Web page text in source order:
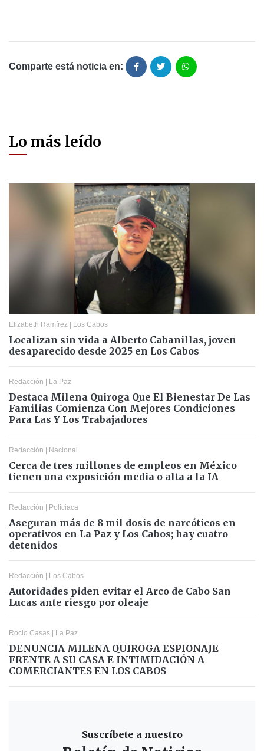
Comparte está noticia en:
Lo más leído
Elizabeth Ramírez | Los Cabos
Localizan sin vida a Alberto Cabanillas, joven
desaparecido desde 2025 en Los Cabos
Redacción | La Paz
Destaca Milena Quiroga Que El Bienestar De Las
Familias Comienza Con Mejores Condiciones
Para Las Y Los Trabajadores
Redacción | Nacional
Cerca de tres millones de empleos en México
tienen una exposición media o alta a la IA
Redacción | Policiaca
Aseguran más de 8 mil dosis de narcóticos en
operativos en La Paz y Los Cabos; hay cuatro
detenidos
Redacción | Los Cabos
Autoridades piden evitar el Arco de Cabo San
Lucas ante riesgo por oleaje
Rocio Casas | La Paz
DENUNCIA MILENA QUIROGA ESPIONAJE
FRENTE A SU CASA E INTIMIDACIÓN A
COMERCIANTES EN LOS CABOS
Suscríbete a nuestro